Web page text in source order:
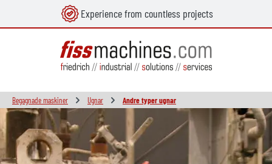
Experience from countless projects
Begagnade maskiner Ugnar Andre typer ugnar